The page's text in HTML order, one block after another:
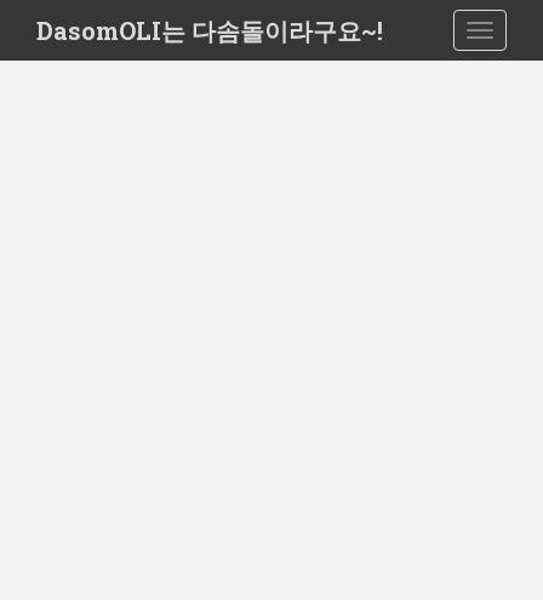
i
DasomOLI는 다솜돌이라구요~!